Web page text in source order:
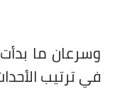
وسرعان ما
في ترتيب